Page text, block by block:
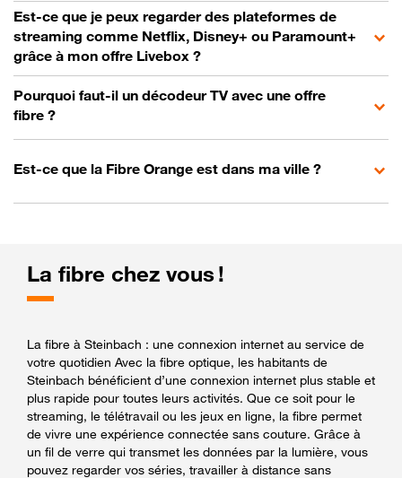
Est-ce que je peux regarder des plateformes de
streaming comme Netflix, Disney+ ou Paramount+
grâce à mon offre Livebox ?
Pourquoi faut-il un décodeur TV avec une offre
fibre ?
Est-ce que la Fibre Orange est dans ma ville ?
La fibre chez vous !
La fibre à Steinbach : une connexion internet au service de
votre quotidien Avec la fibre optique, les habitants de
Steinbach bénéficient d’une connexion internet plus stable et
plus rapide pour toutes leurs activités. Que ce soit pour le
streaming, le télétravail ou les jeux en ligne, la fibre permet
de vivre une expérience connectée sans couture. Grâce à
un fil de verre qui transmet les données par la lumière, vous
pouvez regarder vos séries, travailler à distance sans